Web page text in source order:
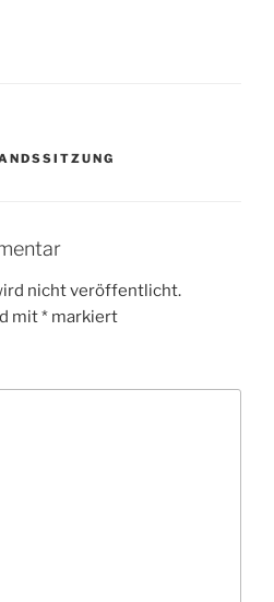
nicht veröffentlicht.
mit* markiert